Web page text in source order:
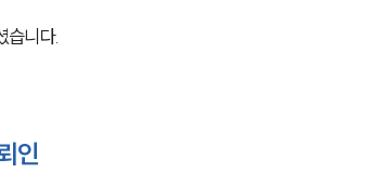
습니다.
인